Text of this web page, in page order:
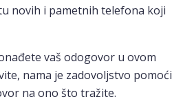
novih i pametnih telefona koji
vaš odogovor u ovom
nama je zadovoljstvo pomoći
na ono što tražite.